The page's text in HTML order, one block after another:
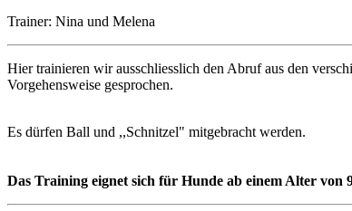
Trainer: Nina und Melena
Hier trainieren wir ausschliesslich den Abruf aus den
Vorgehensweise gesprochen.
Es dürfen Ball und ,,Schnitzel" mitgebracht werden.
Das Training eignet sich für Hunde ab einem Alter von